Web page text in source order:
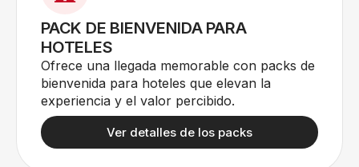
PACK DE BIENVENIDA PARA
HOTELES
Ofrece una llegada memorable con packs de
bienvenida para hoteles que elevan la
experiencia y el valor percibido.
Ver detalles de los packs